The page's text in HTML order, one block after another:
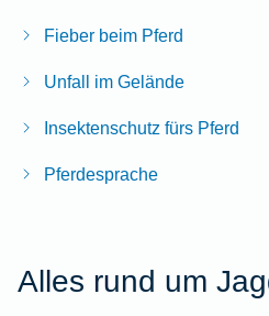
Fieber beim Pferd
Unfall im Gelände
Insektenschutz fürs Pferd
Pferdesprache
Alles rund um